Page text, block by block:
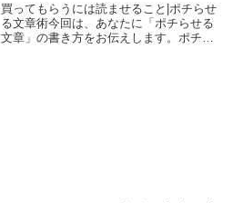
買ってもらうには読ませること|ポチらせ
る文章術今回は、あなたに「ポチらせる
文章」の書き方をお伝えします。ポチる